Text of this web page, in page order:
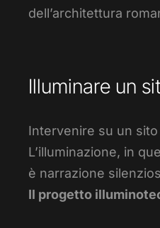
dell’architettura
Illuminare un
Intervenire su un
L’illuminazione, in
è narrazione
Il progetto